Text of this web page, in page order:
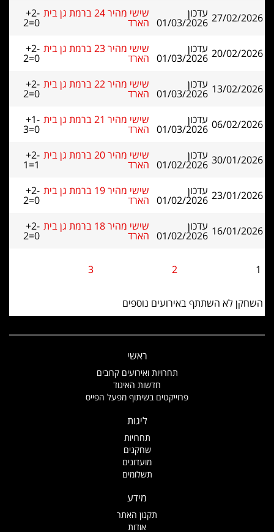
27/02/2026 עדכון
01/03/2026
שישי מהיר 24 ברמת גן בית
הארד
+2-
2=0
20/02/2026 עדכון
01/03/2026
שישי מהיר 23 ברמת גן בית
הארד
+2-
2=0
13/02/2026 עדכון
01/03/2026
שישי מהיר 22 ברמת גן בית
הארד
+2-
2=0
06/02/2026 עדכון
01/03/2026
שישי מהיר 21 ברמת גן בית
הארד
+1-
3=0
30/01/2026 עדכון
01/02/2026
שישי מהיר 20 ברמת גן בית
הארד
+2-
1=1
23/01/2026 עדכון
01/02/2026
שישי מהיר 19 ברמת גן בית
הארד
+2-
2=0
16/01/2026 עדכון
01/02/2026
שישי מהיר 18 ברמת גן בית
הארד
+2-
2=0
1
2
3
השחקן לא השתתף באירועים נוספים
ראשי
תחרויות ואירועים קרובים
חדשות האיגוד
פרוייקטים בשיתוף מפעל הפייס
ליגות
תחרויות
שחקנים
מועדונים
תשלומים
מידע
תקנון האתר
אודות